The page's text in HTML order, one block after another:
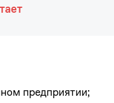
предприятии;